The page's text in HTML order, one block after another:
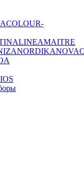
COLOUR-
LINEAMAITRE
NORDIKANOVA